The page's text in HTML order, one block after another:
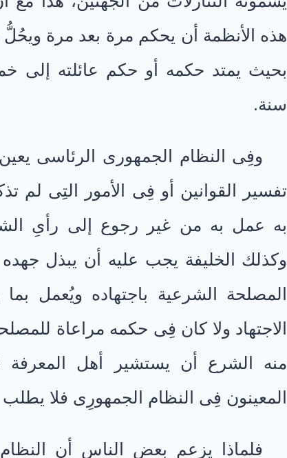
هذه الأنظمة أن يحكم مرة بعد مرة ويحُلُّ
بحيث يمتد حكمه أو حكم عائلته إلى
سنة.
وفِى النظام الجمهورى الرئاسى
تفسير القوانين أو فِى الأمور التِى لم
به عمل به من غير رجوع إلى رأىِ
وكذلك الخليفة يجب عليه أن يبذل
المصلحة الشرعية باجتهاده ويُعمل
الاجتهاد ولا كان فِى حكمه مراعاة
منه الشرع أن يستشير أهل المعرفة
المعينون فِى النظام الجمهورِى فلا
فلماذا يزعم بعض الناس أن النظام